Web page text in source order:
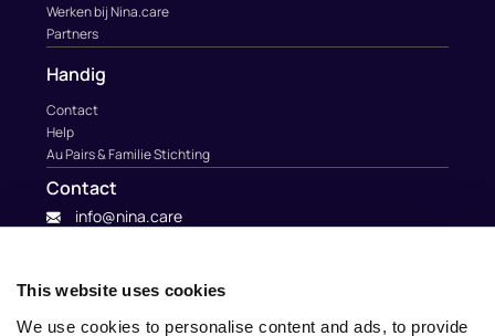
This website uses cookies
We use cookies to personalise content and ads, to provide
Werken bij Nina.care
Partners
Handig
Contact
Help
Au Pairs & Familie Stichting
Contact
info@nina.care